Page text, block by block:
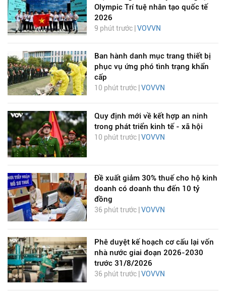
Olympic Trí tuệ nhân tạo quốc tế
2026
9 phút trước | VOVVN
Ban hành danh mục trang thiết bị
phục vụ ứng phó tình trạng khẩn
cấp
10 phút trước | VOVVN
Quy định mới về kết hợp an ninh
trong phát triển kinh tế - xã hội
10 phút trước | VOVVN
Đề xuất giảm 30% thuế cho hộ kinh
doanh có doanh thu đến 10 tỷ
đồng
36 phút trước | VOVVN
Phê duyệt kế hoạch cơ cấu lại vốn
nhà nước giai đoạn 2026-2030
trước 31/8/2026
36 phút trước | VOVVN